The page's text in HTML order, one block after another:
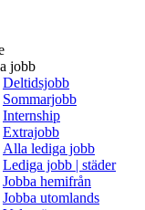
jobb
Deltidsjobb
Sommarjobb
Internship
Extrajobb
Alla lediga jobb
Lediga jobb | städer
Jobba hemifrån
Jobba utomlands